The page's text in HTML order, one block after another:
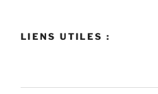
LIENS UTILES :